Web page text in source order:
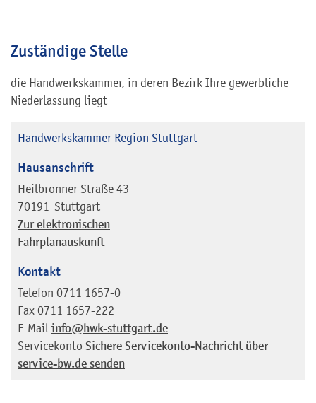
Zuständige Stelle
die Handwerkskammer, in deren Bezirk Ihre gewerbliche
Niederlassung liegt
Handwerkskammer Region Stuttgart
Hausanschrift
Heilbronner Straße 43
70191 Stuttgart
Zur elektronischen
Fahrplanauskunft
Kontakt
Telefon 0711 1657-0
Fax 0711 1657-222
E-Mail info@hwk-stuttgart.de
Servicekonto Sichere Servicekonto-Nachricht über
service-bw.de senden